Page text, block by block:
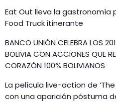
Eat Out lleva la gastronomía
Food Truck itinerante
BANCO UNIÓN CELEBRA LOS
BOLIVIA CON ACCIONES QUE
CORAZÓN 100% BOLIVIANOS
La película live-action de
con una aparición póstuma